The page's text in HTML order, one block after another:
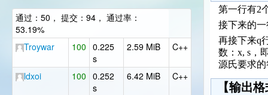
通过：50， 提交：94， 通过率：
53.19%
Troywar
100 0.225
s
2.59 MiB C++
ldxoi 100 0.252
s
6.42 MiB C++
第一行有2
接下来的
再接下来q
数：x, s，
源氏要求
【输出